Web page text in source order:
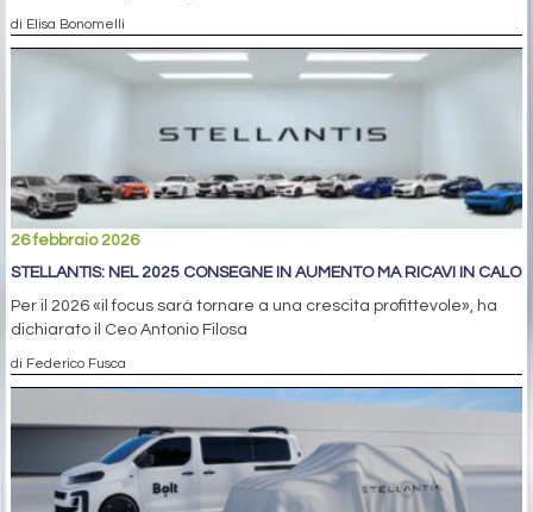
di Elisa Bonomelli
26 febbraio 2026
STELLANTIS: NEL 2025 CONSEGNE IN AUMENTO MA RICAVI IN CALO
Per il 2026 «il focus sarà tornare a una crescita profittevole», ha
dichiarato il Ceo Antonio Filosa
di Federico Fusca